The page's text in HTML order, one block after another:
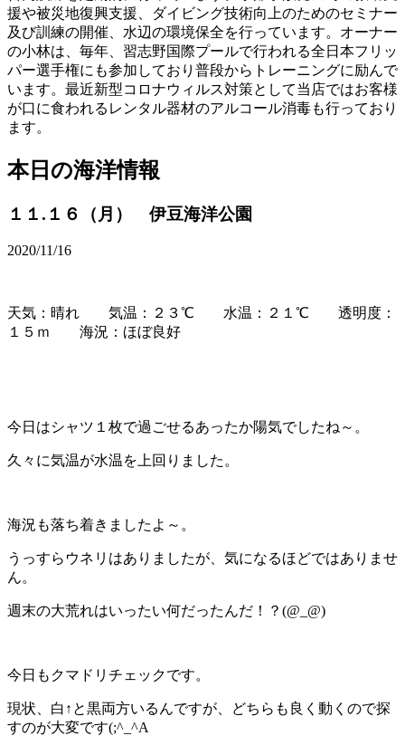
援や被災地復興支援、ダイビング技術向上のためのセミナー
及び訓練の開催、水辺の環境保全を行っています。オーナー
の小林は、毎年、習志野国際プールで行われる全日本フリッ
パー選手権にも参加しており普段からトレーニングに励んで
います。最近新型コロナウィルス対策として当店ではお客様
が口に食われるレンタル器材のアルコール消毒も行っており
ます。
本日の海洋情報
１１.１６（月） 伊豆海洋公園
2020/11/16
天気：晴れ 気温：２３℃ 水温：２１℃ 透明度：
１５ｍ 海況：ほぼ良好
今日はシャツ１枚で過ごせるあったか陽気でしたね～。
久々に気温が水温を上回りました。
海況も落ち着きましたよ～。
うっすらウネリはありましたが、気になるほどではありませ
ん。
週末の大荒れはいったい何だったんだ！？(@_@)
今日もクマドリチェックです。
現状、白↑と黒両方いるんですが、どちらも良く動くので探
すのが大変です(;^_^A